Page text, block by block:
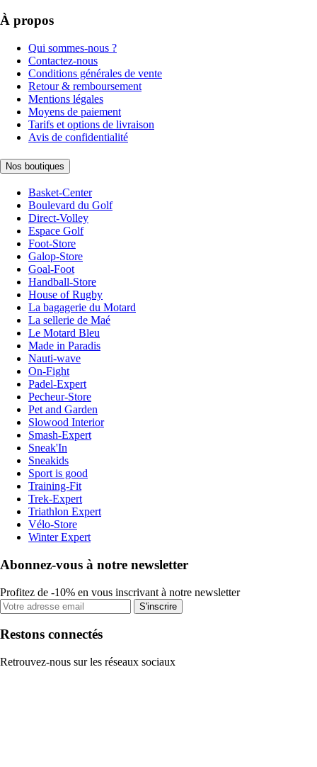
À propos
Qui sommes-nous ?
Contactez-nous
Conditions générales de vente
Retour & remboursement
Mentions légales
Moyens de paiement
Tarifs et options de livraison
Avis de confidentialité
Nos boutiques
Basket-Center
Boulevard du Golf
Direct-Volley
Espace Golf
Foot-Store
Galop-Store
Goal-Foot
Handball-Store
House of Rugby
La bagagerie du Motard
La sellerie de Maé
Le Motard Bleu
Made in Paradis
Nauti-wave
On-Fight
Padel-Expert
Pecheur-Store
Pet and Garden
Slowood Interior
Smash-Expert
Sneak'In
Sneakids
Sport is good
Training-Fit
Trek-Expert
Triathlon Expert
Vélo-Store
Winter Expert
Abonnez-vous à notre newsletter
Profitez de -10% en vous inscrivant à notre newsletter
S'inscrire
Restons connectés
Retrouvez-nous sur les réseaux sociaux